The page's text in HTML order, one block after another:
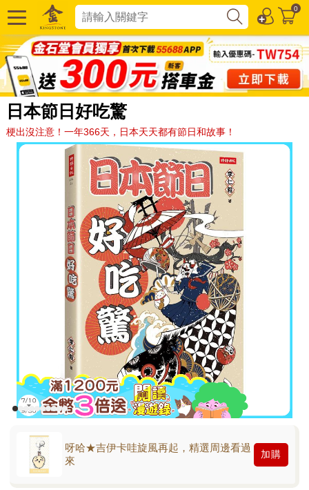
0
日本節日好吃驚
梗出沒注意！一年366天，日本天天都有節日和故事！
呀哈★吉伊卡哇旋風再起，精選周邊看過
來
加購